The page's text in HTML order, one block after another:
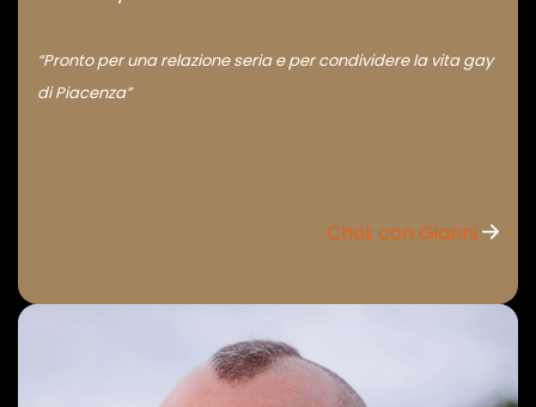
“Pronto per una relazione seria e per condividere la vita gay
di Piacenza”
Chat con Gianni